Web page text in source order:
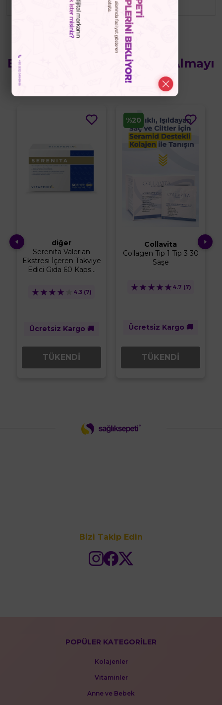
Bu Ürünün Yanında Satın Almayı
Düşünebilirsiniz
diğer
Serenita Valerian
Ekstresi İçeren Takviye
Edici Gıda 60 Kaps...
★
★
★
★ 4.3 (7)
Ücretsiz Kargo 🚚
TÜKENDİ
%20
Collavita
Collagen Tip 1 Tip 3 30
Saşe
★
★
★
★
★ 4.7 (7)
Ücretsiz Kargo 🚚
TÜKENDİ
Bizi Takip Edin
POPÜLER KATEGORİLER
Kolajenler
Vitaminler
Anne ve Bebek